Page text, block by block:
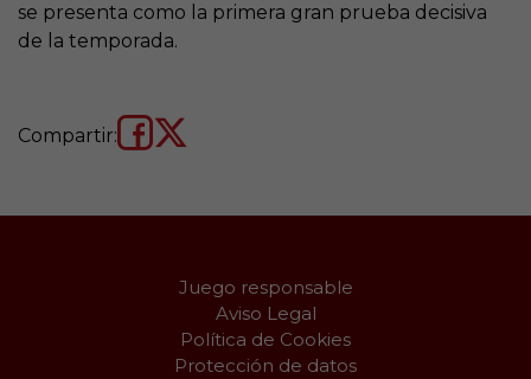
se presenta como la primera gran prueba decisiva
de la temporada.
Compartir:
Juego responsable
Aviso Legal
Política de Cookies
Protección de datos